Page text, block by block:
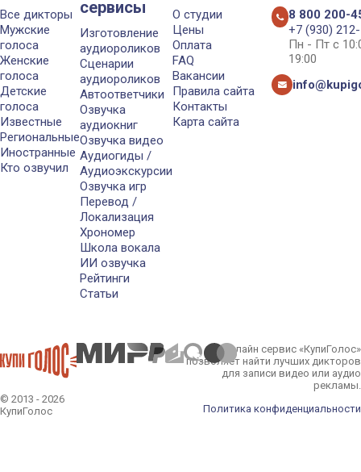
Все дикторы
Мужские
голоса
Женские
голоса
Детские
голоса
Известные
Региональные
Иностранные
Кто озвучил
сервисы
Изготовление
аудиороликов
Сценарии
аудиороликов
Автоответчики
Озвучка
аудиокниг
Озвучка видео
Аудиогиды /
Аудиоэкскурсии
Озвучка игр
Перевод /
Локализация
Хрономер
Школа вокала
ИИ озвучка
Рейтинги
Статьи
О студии
Цены
Оплата
FAQ
Вакансии
Правила сайта
Контакты
Карта сайта
8 800 200-
+7 (930)
Пн - Пт с
19:00
© 2013 - 2026
КупиГолос
Онлайн сервис «КупиГолос»
позволяет найти лучших дикторов
для записи видео или аудио
рекламы.
Политика конфиденциальности